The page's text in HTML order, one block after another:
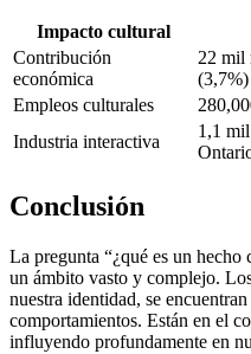
Impacto cultural
Contribución
económica
22 mil
(3,7%)
Empleos culturales
Industria interactiva
1,1
Conclusión
La pregunta “¿qué es un
un ámbito vasto y complejo.
nuestra identidad, se
comportamientos. Están en el
influyendo profundamente en